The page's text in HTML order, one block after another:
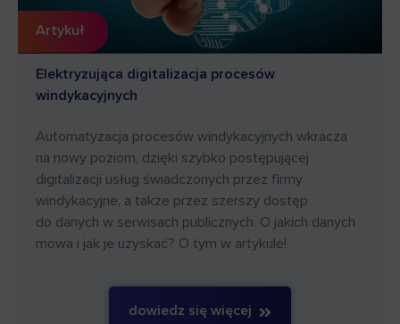
Artykuł
Elektryzująca digitalizacja procesów
windykacyjnych
Automatyzacja procesów windykacyjnych wkracza
na nowy poziom, dzięki szybko postępującej
digitalizacji usług świadczonych przez firmy
windykacyjne, a także przez szerszy dostęp
do danych w serwisach publicznych. O jakich danych
mowa i jak je uzyskać? O tym w artykule!
dowiedz się więcej